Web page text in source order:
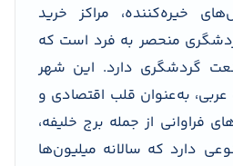
خیره‌کننده، مراکز خرید
منحصر به فرد است که
گردشگری دارد. این شهر
به‌عنوان قلب اقتصادی و
فراوانی از جمله برج خلیفه،
دارد که سالانه میلیون‌ها